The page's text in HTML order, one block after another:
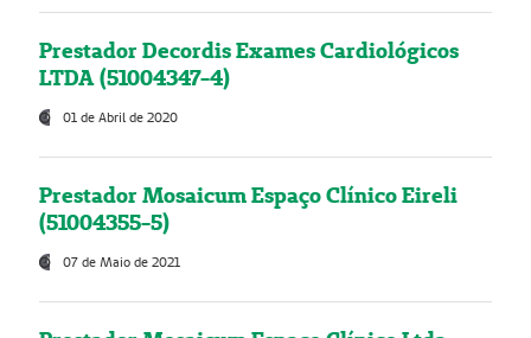
Prestador Decordis Exames Cardiológicos
LTDA (51004347-4)
01 de Abril de 2020
Prestador Mosaicum Espaço Clínico Eireli
(51004355-5)
07 de Maio de 2021